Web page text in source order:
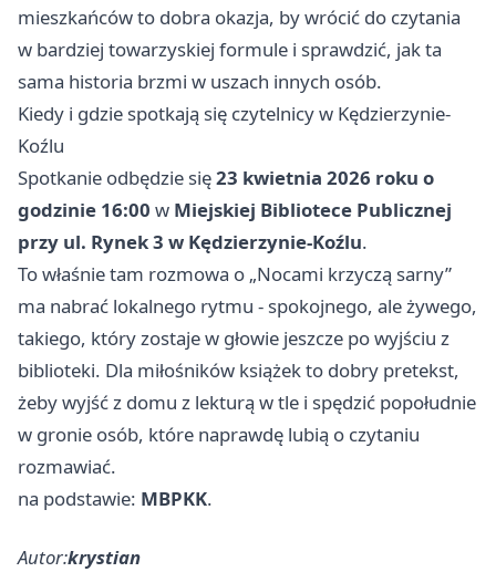
mieszkańców to dobra okazja, by wrócić do czytania
w bardziej towarzyskiej formule i sprawdzić, jak ta
sama historia brzmi w uszach innych osób.
Kiedy i gdzie spotkają się czytelnicy w Kędzierzynie-
Koźlu
Spotkanie odbędzie się23 kwietnia 2026 roku o
godzinie 16:00 w Miejskiej Bibliotece Publicznej
przy ul. Rynek 3 w Kędzierzynie-Koźlu.
To właśnie tam rozmowa o „Nocami krzyczą sarny”
ma nabrać lokalnego rytmu - spokojnego, ale żywego,
takiego, który zostaje w głowie jeszcze po wyjściu z
biblioteki. Dla miłośników książek to dobry pretekst,
żeby wyjść z domu z lekturą w tle i spędzić popołudnie
w gronie osób, które naprawdę lubią o czytaniu
rozmawiać.
na podstawie: MBPKK.
Autor:krystian